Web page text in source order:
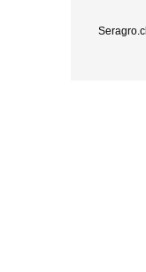
Seragro.cl